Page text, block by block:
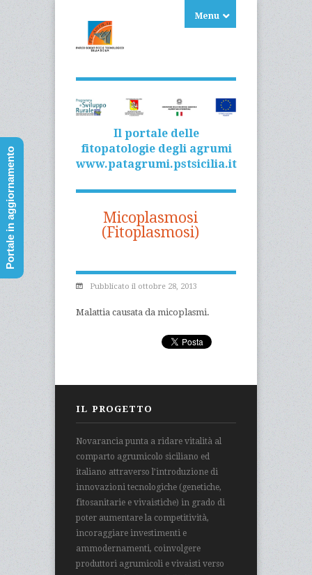
Menu
Il portale delle
fitopatologie degli agrumi
www.patagrumi.pstsicilia.it
Micoplasmosi
(Fitoplasmosi)
Pubblicato il ottobre 28, 2013
Malattia causata da micoplasmi.
IL PROGETTO
Novarancia punta a ridare vitalità al
comparto agrumicolo siciliano ed
italiano attraverso l’introduzione di
innovazioni tecnologiche (genetiche,
fitosanitarie e vivaistiche) in grado di
poter aumentare la competitività,
incoraggiare investimenti e
ammodernamenti, coinvolgere
produttori agrumicoli e vivaisti verso
Portale in aggiornamento